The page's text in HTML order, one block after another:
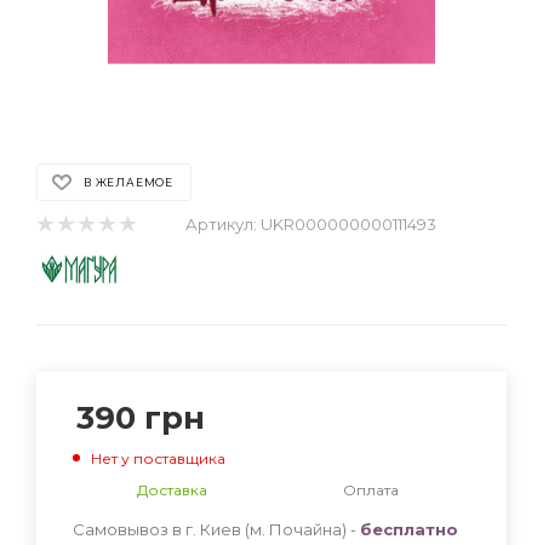
В ЖЕЛАЕМОЕ
Артикул: UKR000000000111493
390 грн
Нет у поставщика
Доставка
Оплата
Самовывоз в г. Киев (м. Почайна) - бесплатно